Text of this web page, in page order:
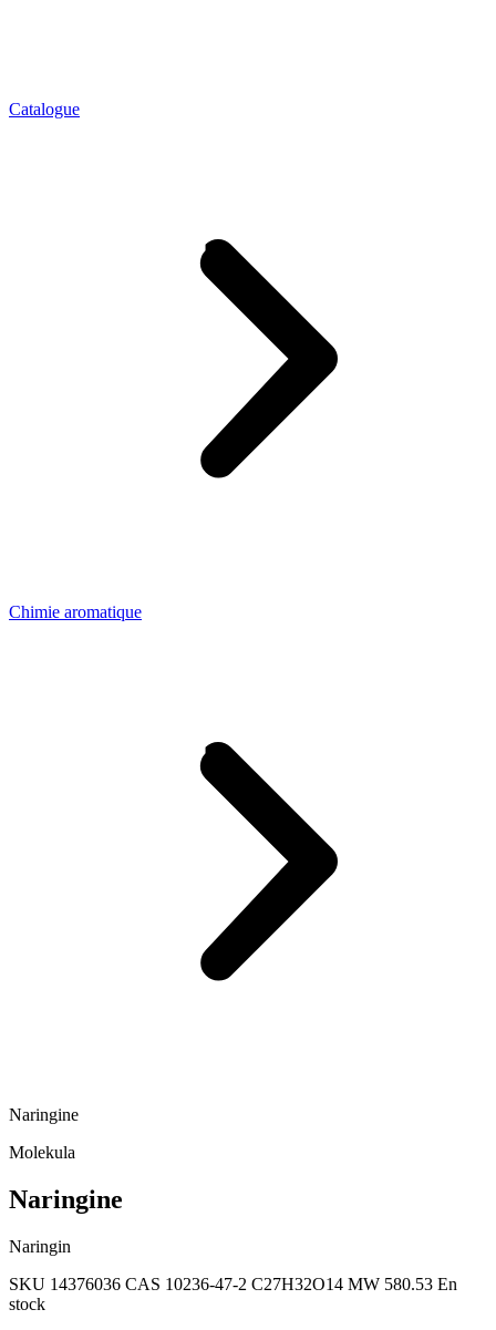
Catalogue
Chimie aromatique
Naringine
Molekula
Naringine
Naringin
SKU 14376036 CAS 10236-47-2 C27H32O14 MW 580.53 En
stock